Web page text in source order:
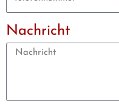
Nachricht